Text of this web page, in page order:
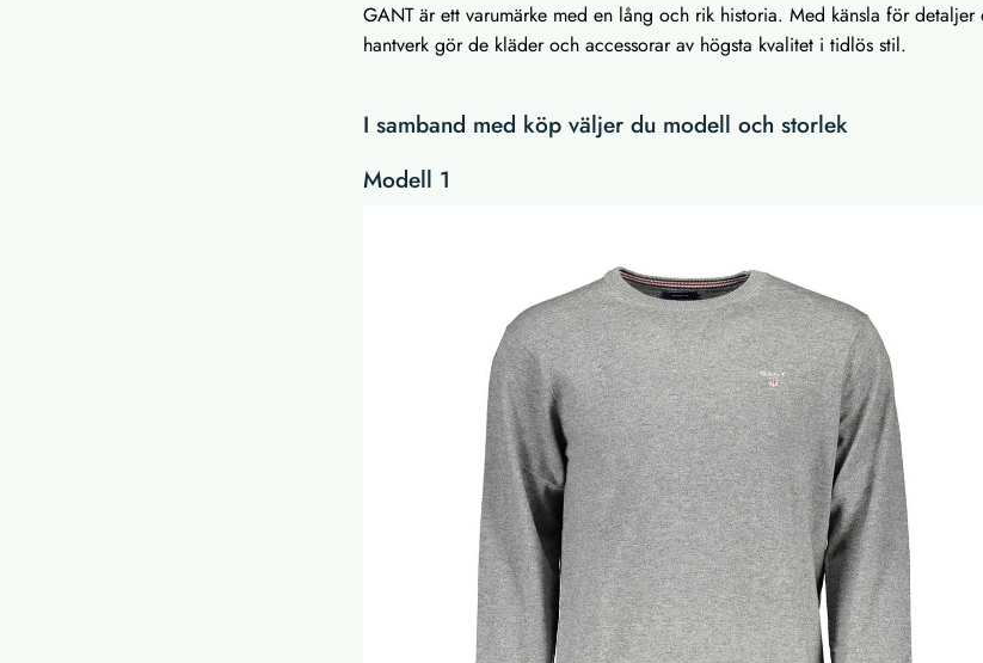
GANT är ett varumärke med en lång och rik historia. Med känsla för detaljer
hantverk gör de kläder och accessorar av högsta kvalitet i tidlös stil.
I samband med köp väljer du modell och storlek
Modell 1